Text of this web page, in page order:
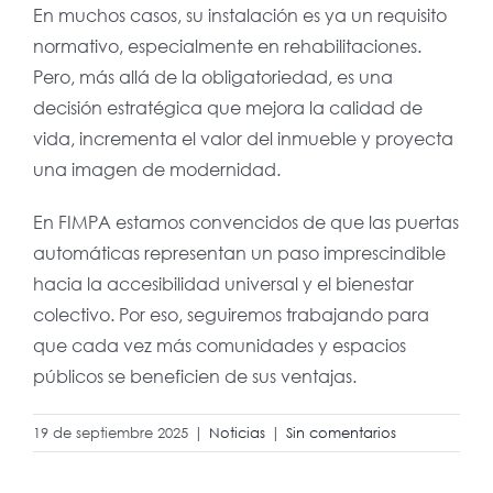
En muchos casos, su instalación es ya un requisito
normativo, especialmente en rehabilitaciones.
Pero, más allá de la obligatoriedad, es una
decisión estratégica que mejora la calidad de
vida, incrementa el valor del inmueble y proyecta
una imagen de modernidad.
En FIMPA estamos convencidos de que las puertas
automáticas representan un paso imprescindible
hacia la accesibilidad universal y el bienestar
colectivo. Por eso, seguiremos trabajando para
que cada vez más comunidades y espacios
públicos se beneficien de sus ventajas.
19 de septiembre 2025 | Noticias | Sin comentarios